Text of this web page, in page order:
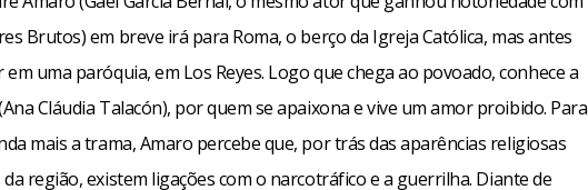
Brutos) em breve irá para Roma, o berço da Igreja Católica, mas antes
uma paróquia, em Los Reyes. Logo que chega ao povoado, conhece a
Cláudia Talacón), por quem se apaixona e vive um amor proibido. Para
mais a trama, Amaro percebe que, por trás das aparências religiosas
região, existem ligações com o narcotráfico e a guerrilha. Diante de